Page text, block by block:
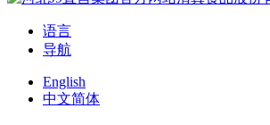
语言
导航
English
中文简体